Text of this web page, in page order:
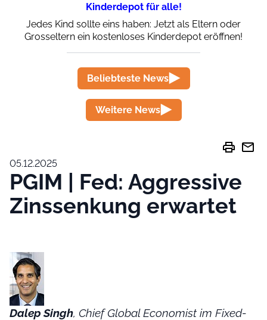
Kinderdepot für alle!
Jedes Kind sollte eins haben: Jetzt als Eltern oder
Grosseltern ein kostenloses Kinderdepot eröffnen!
Beliebteste News
Weitere News
print mail
05.12.2025
PGIM | Fed: Aggressive
Zinssenkung erwartet
Dalep Singh, Chief Global Economist im Fixed-